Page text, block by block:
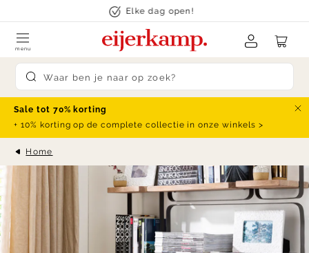
Elke dag open!
Submit search
menu
Sale tot 70% korting
+ 10% korting op de complete collectie in onze winkels >
Home